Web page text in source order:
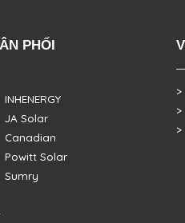
PHỐI
INHENERGY
JA Solar
Canadian
Powitt Solar
Sumry
>